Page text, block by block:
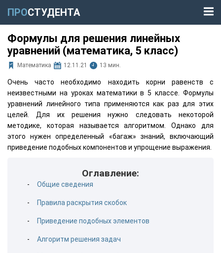
ПРОСТУДЕНТА
Формулы для решения линейных
уравнений (математика, 5 класс)
Математика 12.11.21 13 мин.
Очень часто необходимо находить корни равенств с
неизвестными на уроках математики в 5 классе. Формулы
уравнений линейного типа применяются как раз для этих
целей. Для их решения нужно следовать некоторой
методике, которая называется алгоритмом. Однако для
этого нужен определенный «багаж» знаний, включающий
приведение подобных компонентов и упрощение выражения.
Оглавление:
Общие сведения
Правила раскрытия скобок
Приведение подобных элементов
Алгоритм решения задач